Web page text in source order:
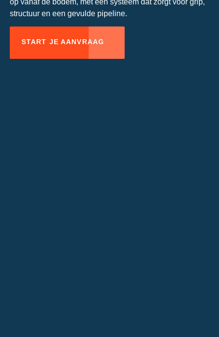
op vanaf de bodem, met een systeem dat zorgt voor grip,
structuur en een gevulde pipeline.
START JE AANVRAAG